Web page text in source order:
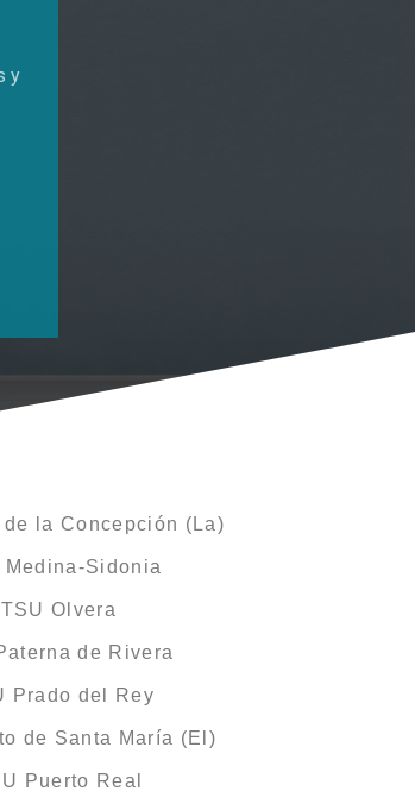
y
la Concepción (La)
Sidonia
Olvera
de Rivera
Prado del Rey
de Santa María (El)
Puerto Real